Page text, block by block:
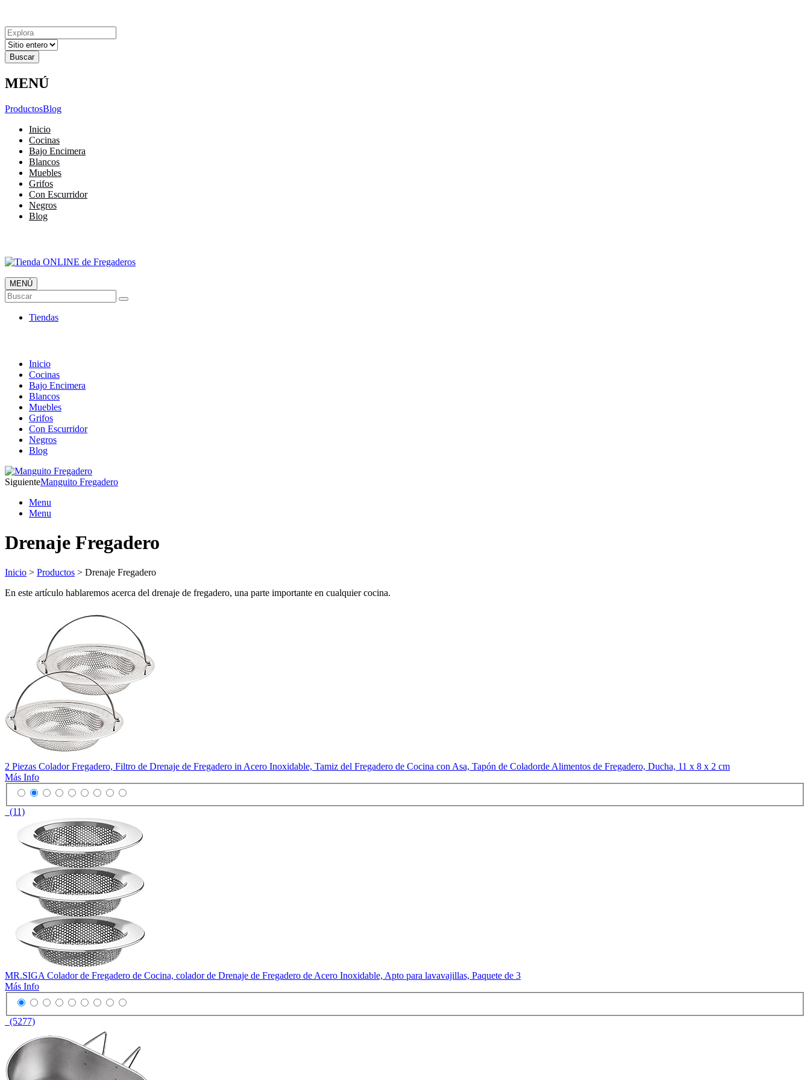
Resultados
para
MENÚ
ProductosBlog
Inicio
Cocinas
Bajo Encimera
Blancos
Muebles
Grifos
Con Escurridor
Negros
Blog
Tienda ONLINE de Fregaderos
TOP en Ventas
MENÚ
Buscar
Tiendas
Inicio
Cocinas
Bajo Encimera
Blancos
Muebles
Grifos
Con Escurridor
Negros
Blog
SiguienteManguito Fregadero
Menu
Menu
Drenaje Fregadero
Inicio > Productos > Drenaje Fregadero
En este artículo hablaremos acerca del drenaje de fregadero, una parte importante en cualquier cocina.
2 Piezas Colador Fregadero, Filtro de Drenaje de Fregadero in Acero Inoxidable, Tamiz del Fregadero de Cocina con Asa, Tapón de Coladorde Alimentos de Fregadero, Ducha, 11 x 8 x 2 cm
Más Info
(11)
MR.SIGA Colador de Fregadero de Cocina, colador de Drenaje de Fregadero de Acero Inoxidable, Apto para lavavajillas, Paquete de 3
Más Info
(5277)